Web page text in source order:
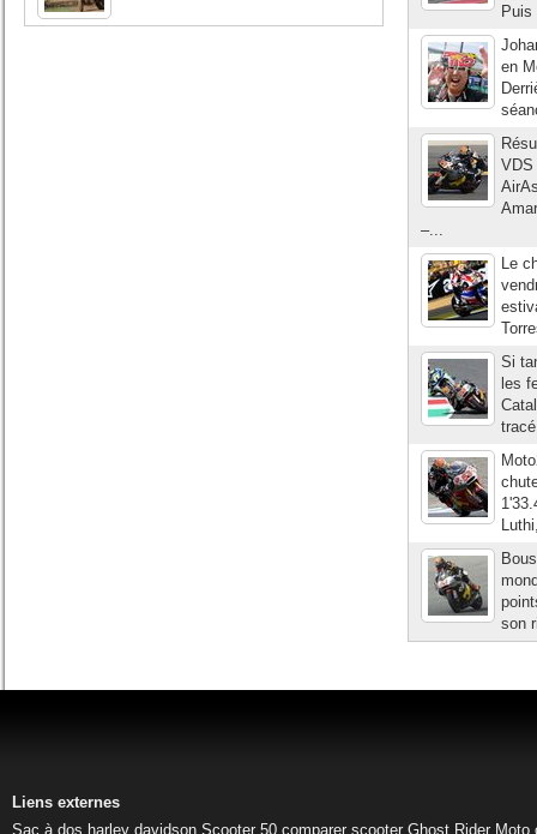
en
VDS
–...
Le
Si
les
son
Liens externes
Sac à dos harley davidson Scooter 50 comparer scooter Ghost Rider Moto